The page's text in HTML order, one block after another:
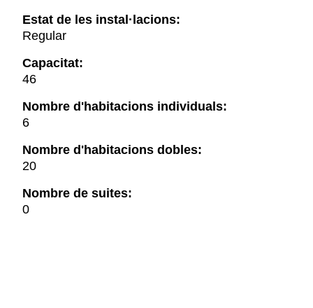
Estat de les instal·lacions:
Regular
Capacitat:
46
Nombre d'habitacions individuals:
6
Nombre d'habitacions dobles:
20
Nombre de suites:
0